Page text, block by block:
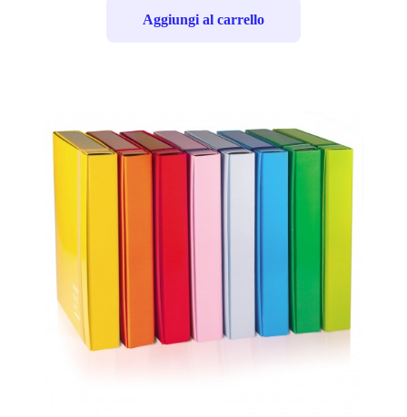
Aggiungi al carrello